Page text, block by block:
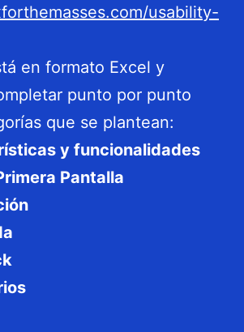
usability-
en formato Excel y
punto por punto
que se plantean:
y funcionalidades
Pantalla